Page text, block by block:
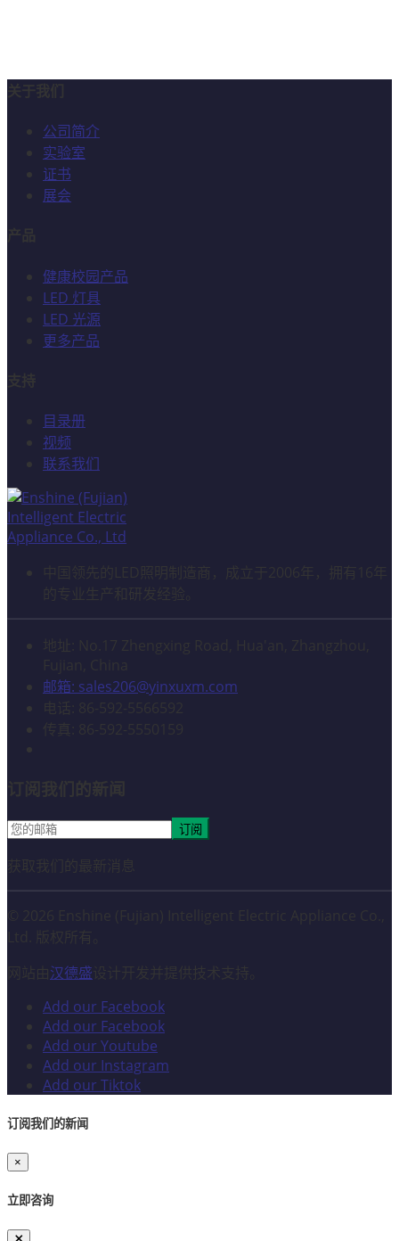
公司简介
实验室
证书
展会
健康校园产品
LED 灯具
LED 光源
更多产品
目录册
视频
联系我们
邮箱: sales206@yinxuxm.com
订阅
汉德盛
Add our Facebook
Add our Facebook
Add our Youtube
Add our Instagram
Add our Tiktok
订阅我们的新闻
×
立即咨询